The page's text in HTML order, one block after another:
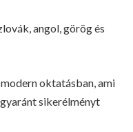
angol, görög és
oktatásban, ami
sikerélményt